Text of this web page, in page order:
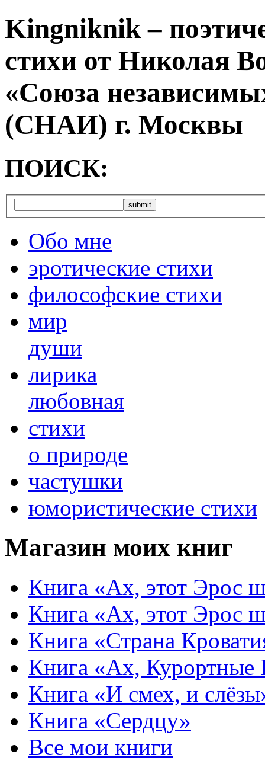
Kingniknik –
стихи от Николая
«Союза
(СНАИ) г. Москвы
ПОИСК:
Обо мне
эротические стихи
философские стихи
мир
души
лирика
любовная
cтихи
о природе
частушки
юмористические стихи
Магазин моих книг
Книга «Ах, этот Эрос
Книга «Ах, этот Эрос
Книга «Страна
Книга «Ах,
Книга «И смех, и
Книга «Сердцу»
Все мои книги